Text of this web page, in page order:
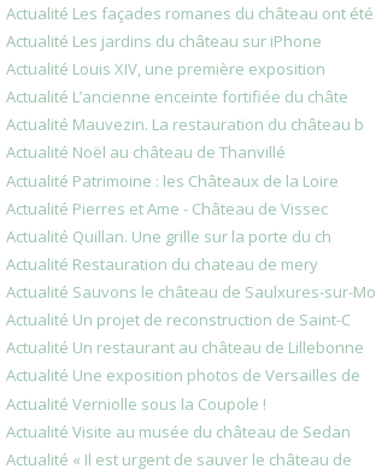
Actualité Les façades romanes du château ont été
Actualité Les jardins du château sur iPhone
Actualité Louis XIV, une première exposition
Actualité L’ancienne enceinte fortifiée du châte
Actualité Mauvezin. La restauration du château b
Actualité Noël au château de Thanvillé
Actualité Patrimoine : les Châteaux de la Loire
Actualité Pierres et Ame - Château de Vissec
Actualité Quillan. Une grille sur la porte du ch
Actualité Restauration du chateau de mery
Actualité Sauvons le château de Saulxures-sur-Mo
Actualité Un projet de reconstruction de Saint-C
Actualité Un restaurant au château de Lillebonne
Actualité Une exposition photos de Versailles de
Actualité Verniolle sous la Coupole !
Actualité Visite au musée du château de Sedan
Actualité « Il est urgent de sauver le château de